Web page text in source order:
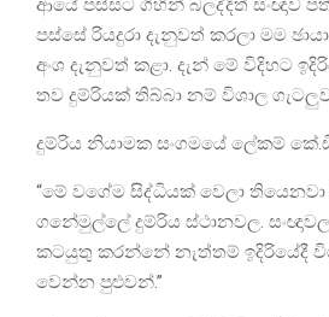
ආයේ පස්සට ගිහින් බලද්දිත් සංඥාව
පස්සේ රියදුරා දැනුවත් කරලා මම
අංශ දැනුවත් කළා. දැන් මේ විදිහට
තව දුම්රියක් තිබ්බා නම් විශාල
දුම්රිය නියාමක සංගමයේ ලේකම්
“මේ වගේම සිද්ධියක් වෙලා
ගනේමුල්ලේ දුම්රිය ස්ථානවල.
කටයුතු කරන්නේ නැත්තම් ඉදිරියේදී
වෙන්න පුළුවන්.”